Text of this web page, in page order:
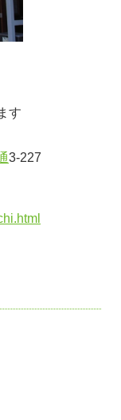
す
3-227